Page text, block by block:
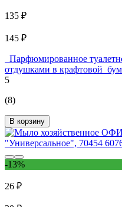
135 ₽
145 ₽
Парфюмированное
отдушками в крафтовой
5
(8)
В корзину
-13%
26 ₽